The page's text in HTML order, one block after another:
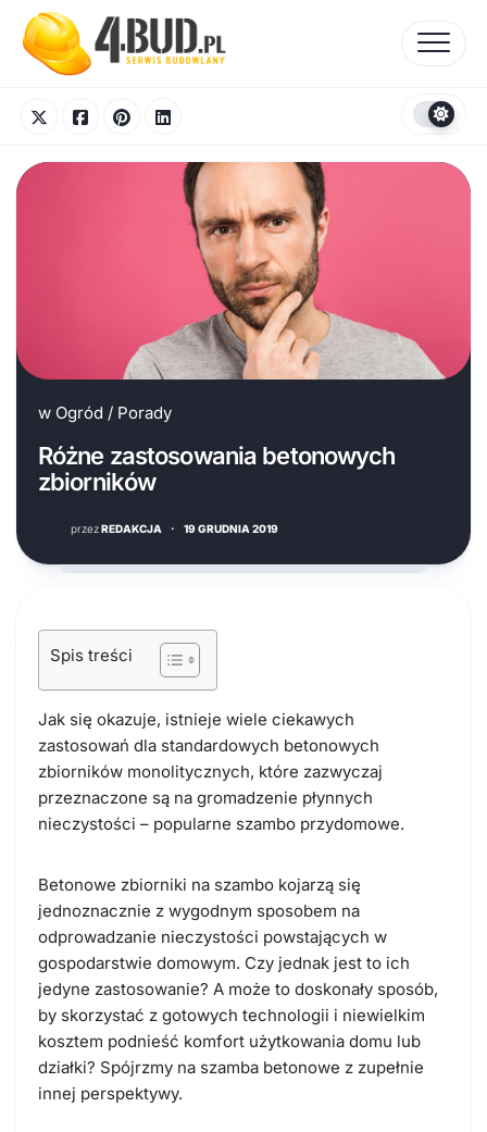
content
w Ogród / Porady
Różne zastosowania betonowych
zbiorników
przezREDAKCJA · 19 GRUDNIA 2019
Spis treści
Jak się okazuje, istnieje wiele ciekawych
zastosowań dla standardowych betonowych
zbiorników monolitycznych, które zazwyczaj
przeznaczone są na gromadzenie płynnych
nieczystości – popularne szambo przydomowe.
Betonowe zbiorniki na szambo kojarzą się
jednoznacznie z wygodnym sposobem na
odprowadzanie nieczystości powstających w
gospodarstwie domowym. Czy jednak jest to ich
jedyne zastosowanie? A może to doskonały sposób,
by skorzystać z gotowych technologii i niewielkim
kosztem podnieść komfort użytkowania domu lub
działki? Spójrzmy na szamba betonowe z zupełnie
innej perspektywy.